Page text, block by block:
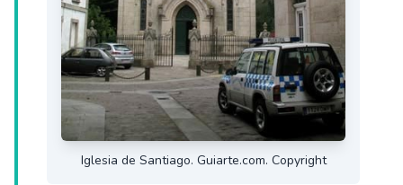
Iglesia de Santiago. Guiarte.com. Copyright